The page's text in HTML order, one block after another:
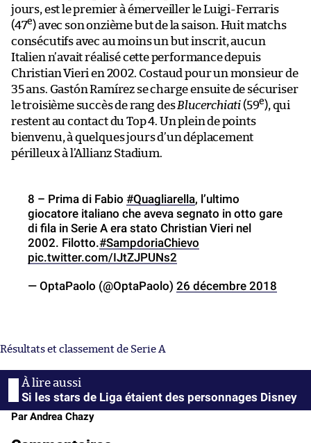
jours, est le premier à émerveiller le Luigi-Ferraris
(47e) avec son onzième but de la saison. Huit matchs
consécutifs avec au moins un but inscrit, aucun
Italien n’avait réalisé cette performance depuis
Christian Vieri en 2002. Costaud pour un monsieur de
35 ans. Gastón Ramírez se charge ensuite de sécuriser
le troisième succès de rang desBlucerchiati(59e), qui
restent au contact du Top 4. Un plein de points
bienvenu, à quelques jours d’un déplacement
périlleux à l’Allianz Stadium.
8 – Prima di Fabio #Quagliarella, l’ultimo
giocatore italiano che aveva segnato in otto gare
di fila in Serie A era stato Christian Vieri nel
2002. Filotto.#SampdoriaChievo
pic.twitter.com/IJtZJPUNs2
— OptaPaolo (@OptaPaolo) 26 décembre 2018
Résultats et classement de Serie A
Si les stars de Liga étaient des personnages Disney
Par Andrea Chazy